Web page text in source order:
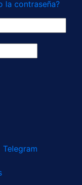
la contraseña?
Telegram